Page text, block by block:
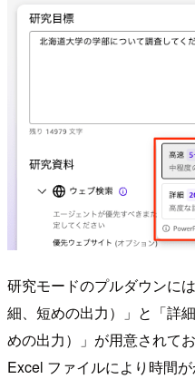
研究モードのプルダウンに
細、短めの出力）」と「詳
めの出力）」が用意されて
Excel ファイルにより時間